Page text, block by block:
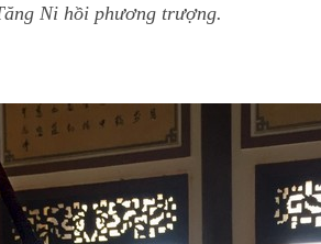
Ni hồi phương trượng.